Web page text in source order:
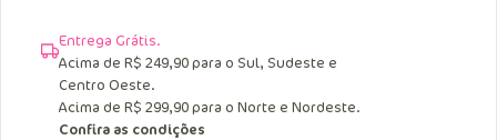
Entrega Grátis.
Acima de R$ 249,90 para o Sul, Sudeste e
Centro Oeste.
Acima de R$ 299,90 para o Norte e Nordeste.
Confira as condições